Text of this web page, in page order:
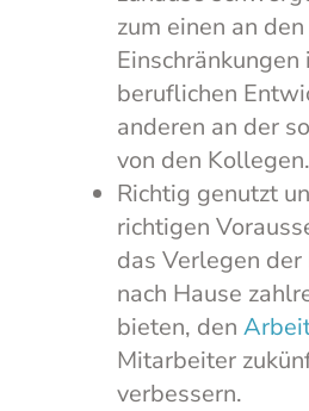
zum einen an den
Einschränkungen
beruflichen
anderen an der
von den Kollegen.
Richtig genutzt
richtigen
das Verlegen
nach Hause
bieten, den
Mitarbeiter
verbessern.